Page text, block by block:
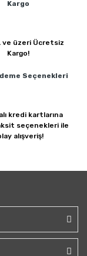
Kargo
ve üzeri Ücretsiz
Kargo!
Seçenekleri
kredi kartlarına
seçenekleri ile
alışveriş!